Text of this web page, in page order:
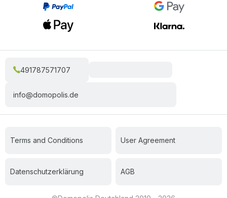
491787571707
info@domopolis.de
Terms and Conditions User Agreement
Datenschutzerklärung AGB